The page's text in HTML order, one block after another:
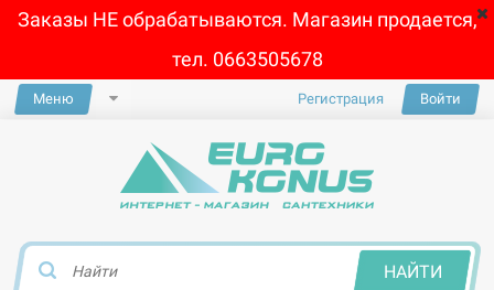
Заказы НЕ обрабатываются. Магазин продается,
тел. 0663505678
Меню Регистрация Войти
НАЙТИ